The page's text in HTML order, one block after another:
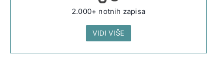
2.000+ notnih zapisa
VIDI VIŠE